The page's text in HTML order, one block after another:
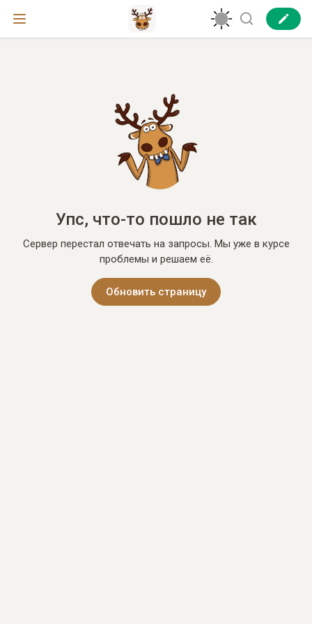
Упс, что-то пошло не так
Сервер перестал отвечать на запросы. Мы уже в курсе
проблемы и решаем её.
Обновить страницу